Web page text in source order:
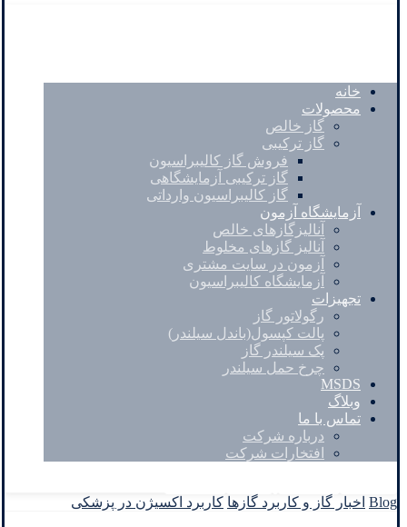
خانه
محصولات
گاز خالص
گاز ترکیبی
فروش گاز کالیبراسیون
گاز ترکیبی آزمایشگاهی
گاز کالیبراسیون وارداتی
آزمایشگاه آزمون
آنالیزگازهای خالص
آنالیز گازهای مخلوط
آزمون در سایت مشتری
آزمایشگاه کالیبراسیون
تجهیزات
رگولاتور گاز
پالت کپسول(باندل سیلندر)
پک سیلندر گاز
چرخ حمل سیلندر
MSDS
وبلاگ
تماس با ما
درباره شرکت
افتخارات شرکت
Blog اخبار گاز و کاربرد گازها کاربرد اکسیژن در پزشکی